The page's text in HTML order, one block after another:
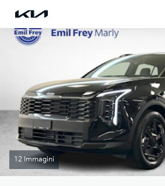
12 Immagini